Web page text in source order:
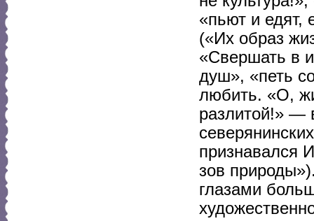
«пьют и едят,
(«Их образ
«Свершать в
душ», «петь
любить. «О,
разлитой!» —
признавался
зов
глазами